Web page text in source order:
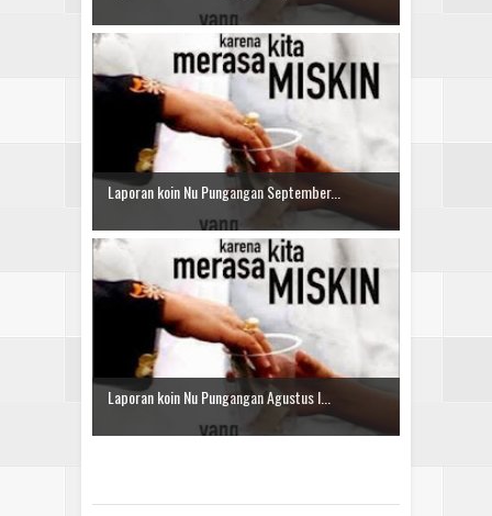
Laporan koin Nu Pungangan September...
Laporan koin Nu Pungangan Agustus I...